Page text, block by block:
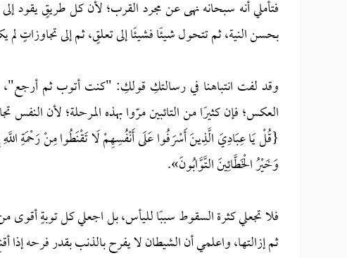
فتأملي أنه سبحانه نهى عن مجرد القرب؛ لأن كل طريقٍ يقود
بحسن النية، ثم تتحول شيئًا فشيئًا إلى تعلقٍ، ثم إلى تجاوزاتٍ
وقد لفت انتباهنا في رسالتكِ قولكِ: "كنت أتوب ثم أرجع"،
العكس؛ فإن كثيرًا من التائبين مرّوا بهذه المرحلة؛ لأن النفس
{قُلْ يَا عِبَادِيَ الَّذِينَ أَسْرَفُوا عَلَى أَنْفُسِهِمْ لَا تَقْنَطُوا مِنْ رَحْمَةِ
وَخَيْرُ الْخَطَّائِينَ التَّوَّابُونَ».
فلا تجعلي كثرة السقوط سببًا لليأس، بل اجعلي كل توبةٍ أقوى
ثم إزالتها، واعلمي أن الشيطان لا يفرح بالذنب بقدر فرحه إذا